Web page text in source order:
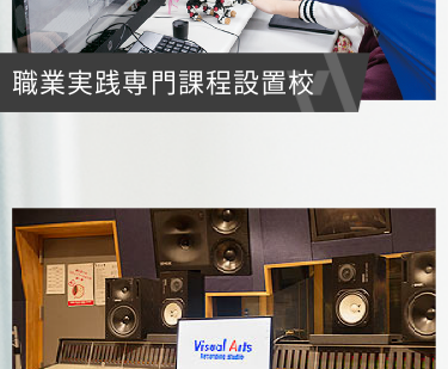
職業実践専門課程設置校